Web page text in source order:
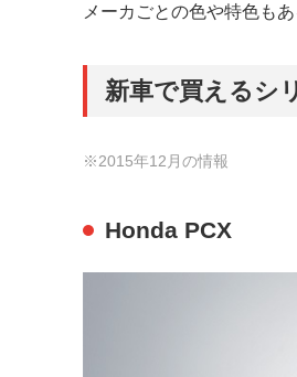
メーカごとの色や特色も
新車で買えるシ
※2015年12月の情報
Honda PCX